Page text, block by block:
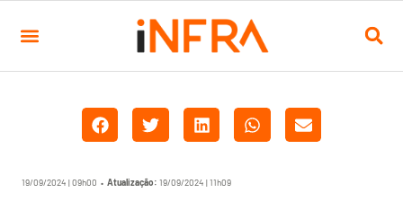
19/09/2024 | 09h00 • Atualização: 19/09/2024 | 11h09